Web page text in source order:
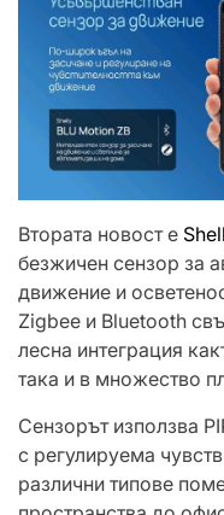
Втората новост е
безжичен сензор за
движение и
Zigbee и Bluetooth
лесна интеграция
така и в множество
Сензорът използва
с регулируема
различни типове